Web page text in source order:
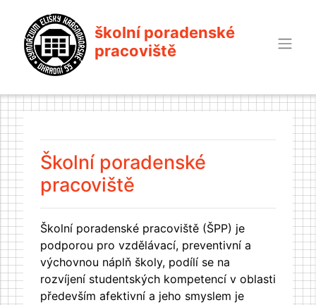
školní poradenské
pracoviště
Školní poradenské
pracoviště
Školní poradenské pracoviště (ŠPP) je
podporou pro vzdělávací, preventivní a
výchovnou náplň školy, podílí se na
rozvíjení studentských kompetencí v oblasti
především afektivní a jeho smyslem je